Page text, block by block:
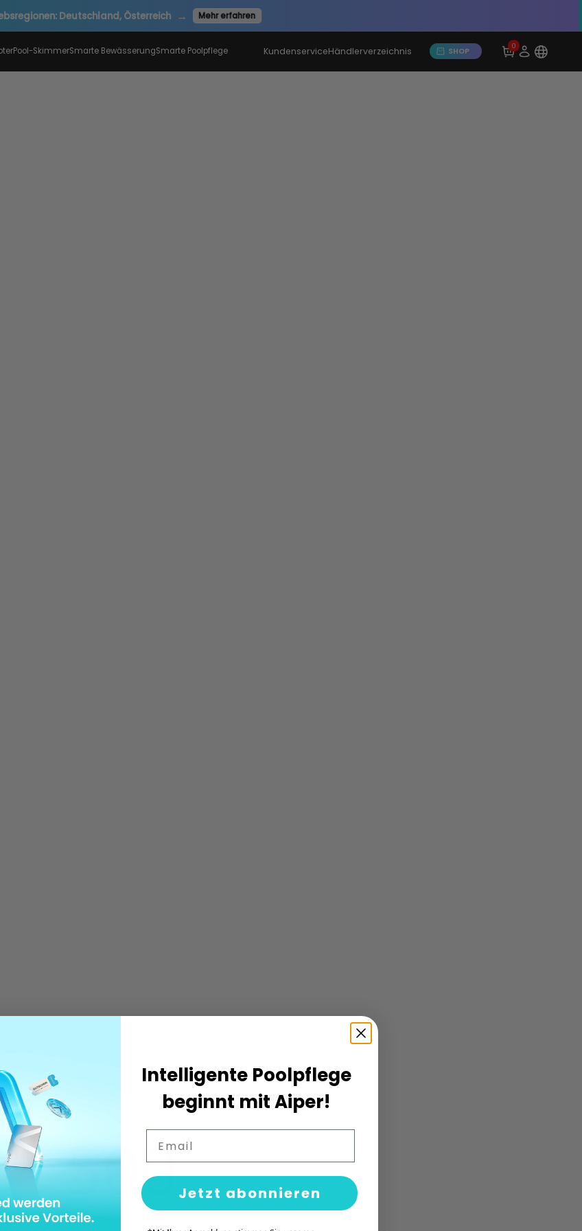
✨ AiperPoints-Prämien: Gutscheine bis 80 €
Pool-SkimmerSmarte BewässerungSmarte Poolpflege KundenserviceHändlerverzeichnis SHOP
0
500
Intelligente Poolpflege
beginnt mit Aiper!
Jetzt abonnieren